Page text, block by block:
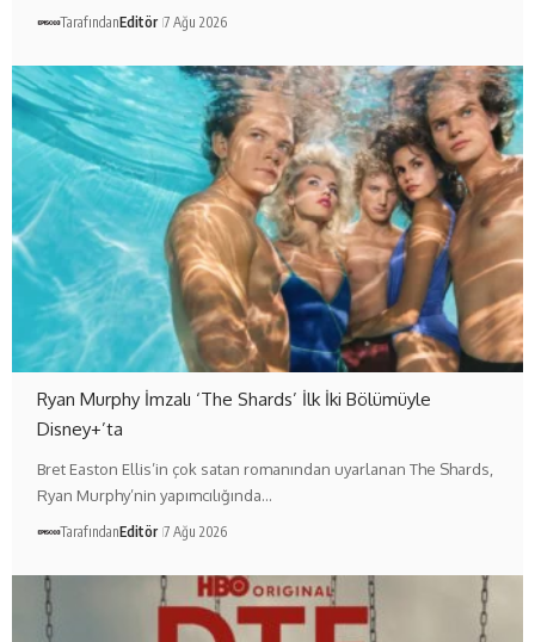
TarafındanEditör 7 Ağu 2026
Ryan Murphy İmzalı ‘The Shards’ İlk İki Bölümüyle
Disney+’ta
Bret Easton Ellis’in çok satan romanından uyarlanan The Shards,
Ryan Murphy’nin yapımcılığında…
TarafındanEditör 7 Ağu 2026